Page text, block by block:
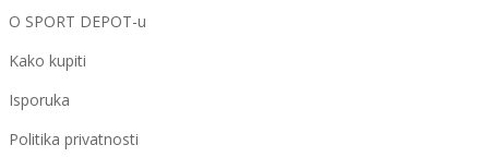
O SPORT DEPOT-u
Kako kupiti
Isporuka
Politika privatnosti